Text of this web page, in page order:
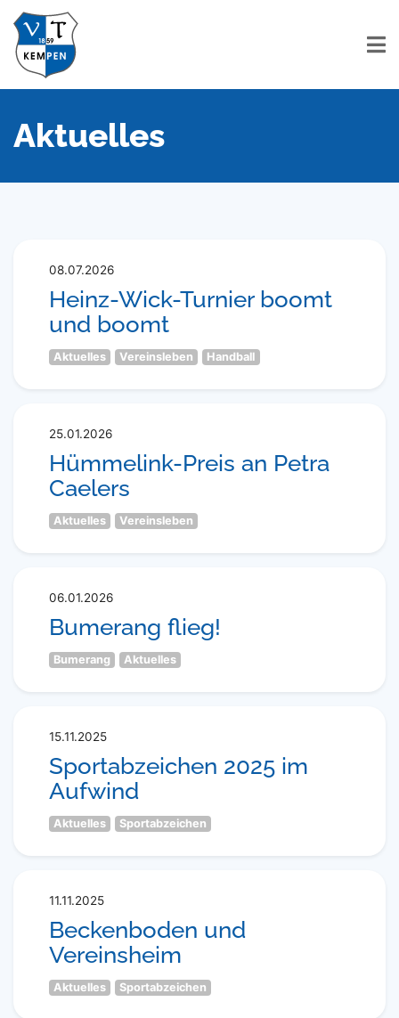
Aktuelles
08.07.2026
Heinz-Wick-Turnier boomt
und boomt
Aktuelles Vereinsleben Handball
25.01.2026
Hümmelink-Preis an Petra
Caelers
Aktuelles Vereinsleben
06.01.2026
Bumerang flieg!
Bumerang Aktuelles
15.11.2025
Sportabzeichen 2025 im
Aufwind
Aktuelles Sportabzeichen
11.11.2025
Beckenboden und
Vereinsheim
Aktuelles Sportabzeichen